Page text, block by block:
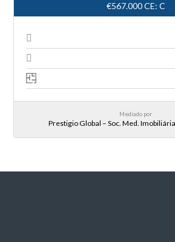
€567.000CE: C
Mediado por
Prestigio Global – Soc. Med.